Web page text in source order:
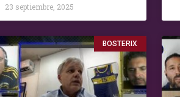
23 septiembre, 2025
BOSTERIX